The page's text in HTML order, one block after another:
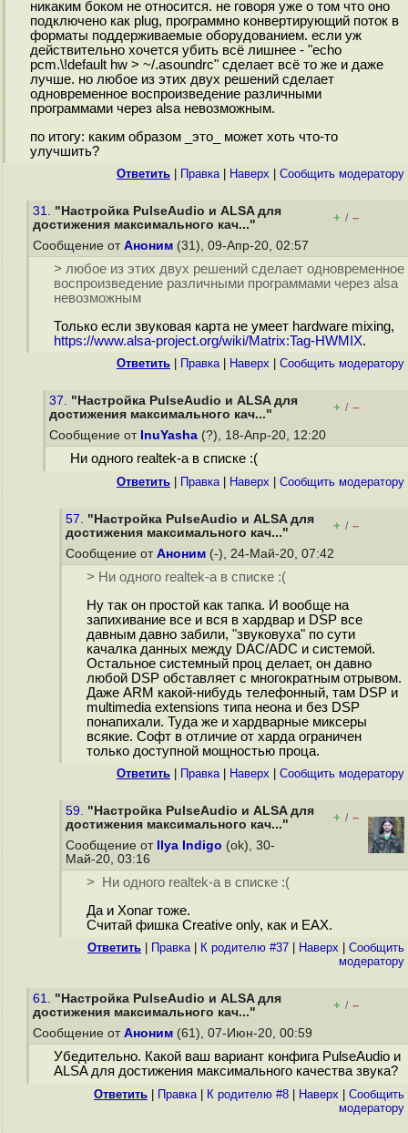
никаким боком не относится. не говоря уже о том что оно
подключено как plug, программно конвертирующий поток в
форматы поддерживаемые оборудованием. если уж
действительно хочется убить всё лишнее - "echo
pcm.\!default hw > ~/.asoundrc" сделает всё то же и даже
лучше. но любое из этих двух решений сделает
одновременное воспроизведение различными
программами через alsa невозможным.
по итогу: каким образом _это_ может хоть что-то
улучшить?
Ответить Правка| Наверх Cообщить модератору
31. "Настройка PulseAudio и ALSA для
достижения максимального кач..."
+ / –
Сообщение от Аноним (31), 09-Апр-20, 02:57
> любое из этих двух решений сделает одновременное
воспроизведение различными программами через alsa
невозможным
Только если звуковая карта не умеет hardware mixing,
https://www.alsa-project.org/wiki/Matrix:Tag-HWMIX.
Ответить Правка| Наверх Cообщить модератору
37. "Настройка PulseAudio и ALSA для
достижения максимального кач..."
+ / –
Сообщение от InuYasha (?), 18-Апр-20, 12:20
Ни одного realtek-а в списке :(
Ответить Правка| Наверх Cообщить модератору
57. "Настройка PulseAudio и ALSA для
достижения максимального кач..."
+ / –
Сообщение от Аноним (-), 24-Май-20, 07:42
> Ни одного realtek-а в списке :(
Ну так он простой как тапка. И вообще на
запихивание все и вся в хардвар и DSP все
давным давно забили, "звуковуха" по сути
качалка данных между DAC/ADC и системой.
Остальное системный проц делает, он давно
любой DSP обставляет с многократным отрывом.
Даже ARM какой-нибудь телефонный, там DSP и
multimedia extensions типа неона и без DSP
понапихали. Туда же и хардварные миксеры
всякие. Софт в отличие от харда ограничен
только доступной мощностью проца.
Ответить Правка| Наверх Cообщить модератору
59. "Настройка PulseAudio и ALSA для
достижения максимального кач..."
+ / –
Сообщение от Ilya Indigo (ok), 30-
Май-20, 03:16
> Ни одного realtek-а в списке :(
Да и Xonar тоже.
Считай фишка Creative only, как и EAX.
Ответить Правка| К родителю #37 Наверх
Cообщить
модератору
61. "Настройка PulseAudio и ALSA для
достижения максимального кач..."
+ / –
Сообщение от Аноним (61), 07-Июн-20, 00:59
Убедительно. Какой ваш вариант конфига PulseAudio и
ALSA для достижения максимального качества звука?
Ответить Правка| К родителю #8 Наверх
Cообщить
модератору